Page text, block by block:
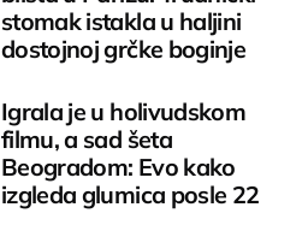
stomak istakla u haljini
dostojnoj grčke boginje
Igrala je u holivudskom
filmu, a sad šeta
Beogradom: Evo kako
izgleda glumica posle 22